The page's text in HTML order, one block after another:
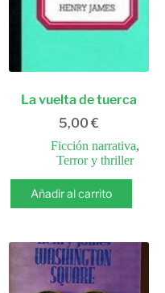
La vuelta de tuerca
5,00 €
Ficción narrativa,
Terror y thriller
Añadir al carrito